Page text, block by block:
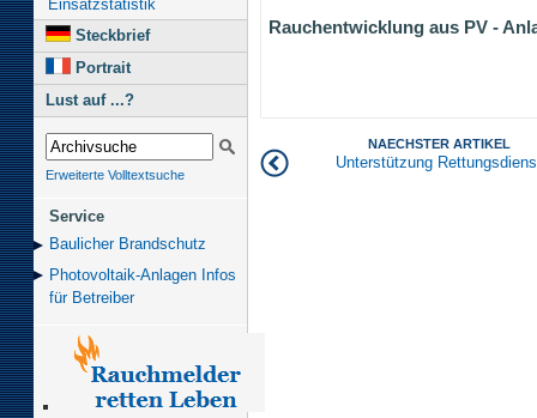
Einsatzstatistik
Steckbrief
Portrait
Lust auf ...?
Erweiterte Volltextsuche
Service
Baulicher Brand­schutz
Photovoltaik-Anlagen Infos
für Betreiber
Rauchentwicklung aus PV -
NAECHSTER ARTIKEL
Unterstützung